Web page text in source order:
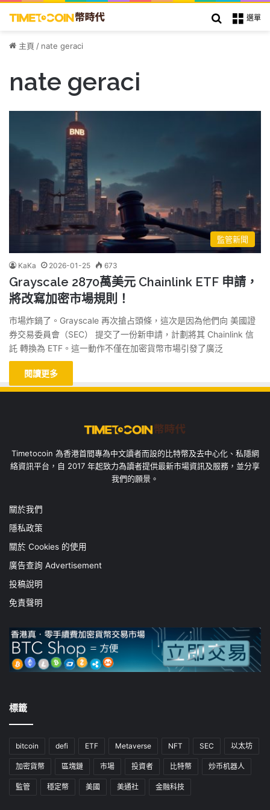
選單
搜索
主頁 / nate geraci
nate geraci
監管新聞
KaKa 2026-01-25 673
Grayscale 2870萬美元 Chainlink ETF 申請，
將改寫加密市場規則！
市場炸鍋了。Grayscale 再次搶占頭條，這次是因為他們向 美國證
券交易委員會（SEC） 提交了一份新申請，計劃將其 Chainlink 信
託 轉換為 ETF。這一動作不僅在加密貨幣市場引發了廣泛
閱讀更多
Timetocoin 為香港首間專為中文讀者而設的比特幣及去中心化、私隱網
絡資訊平台，自 2017 年起致力為讀者提供最新市場資訊及服務，並分享
我們的願景。
關於我們
隱私政策
關於 Cookies 的使用
廣告查詢 Advertisement
投稿說明
免責聲明
標籤
bitcoin defi ETF Metaverse NFT SEC 以太坊
加密貨幣 區塊鏈 市場 投資者 比特幣 炒币机器人
監管 穩定幣 美國 美通社 金融科技